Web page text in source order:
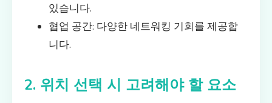
있습니다.
협업 공간: 다양한 네트워킹 기회를 제공합
니다.
2. 위치 선택 시 고려해야 할 요소